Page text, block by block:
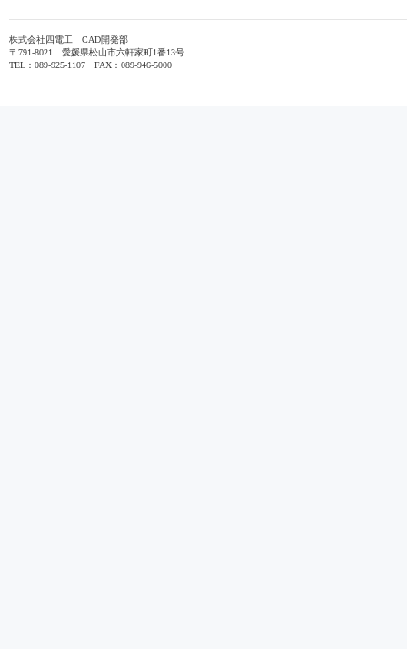
株式会社四電工 CAD開発部
〒791-8021 愛媛県松山市六軒家町1番13号
TEL：089-925-1107 FAX：089-946-5000